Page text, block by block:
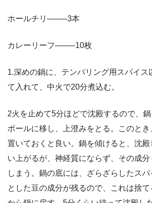
ホールチリ——–3本
カレーリーフ——–10枚
1.深めの鍋に、テンパリング用スパイス
て入れて、中火で20分煮込む。
2火を止めて5分ほどで沈殿するので、
ボールに移し、上澄みをとる。このと
置いておくと良い。鍋を傾けると、沈
い上がるが、神経質にならず、その成
しまう。鍋の底には、ざらざらしたスパ
とした豆の成分が残るので、これは捨